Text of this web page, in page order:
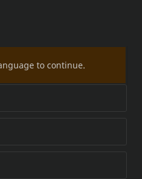
to continue.